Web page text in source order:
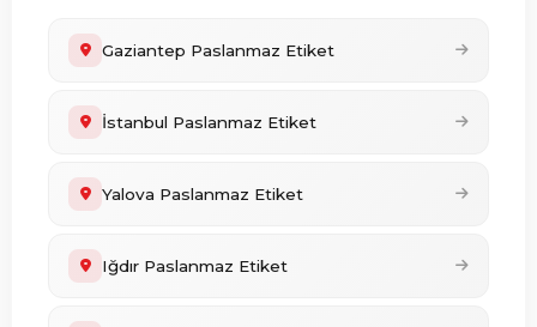
Gaziantep Paslanmaz Etiket
İstanbul Paslanmaz Etiket
Yalova Paslanmaz Etiket
Iğdır Paslanmaz Etiket